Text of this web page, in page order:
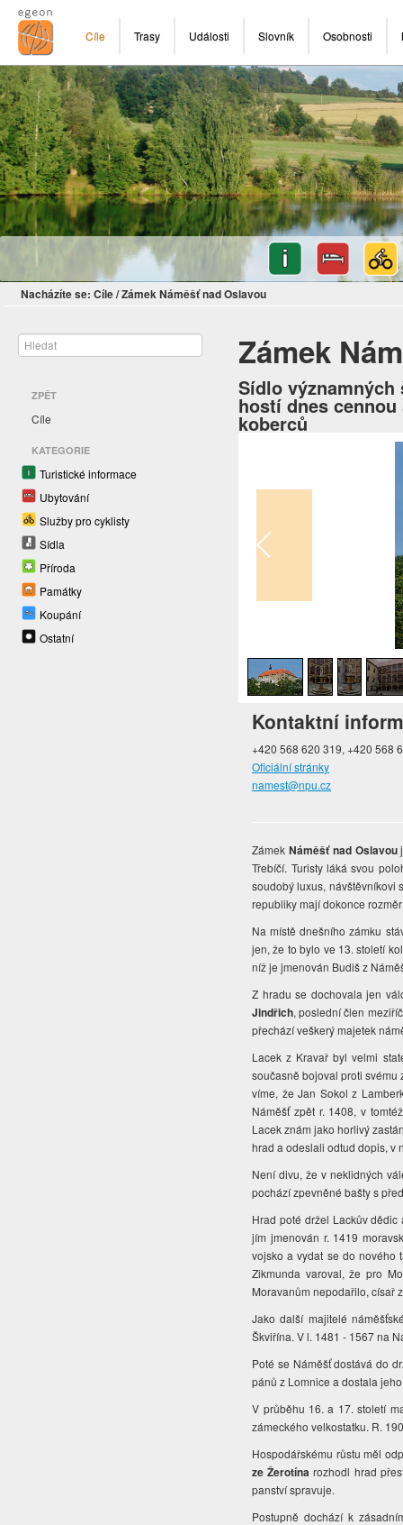
Cíle Trasy Události Slovník Osobnosti
Nacházíte se: Cíle/Zámek Náměšť nad Oslavou
ZPĚT
Cíle
KATEGORIE
Turistické informace
Ubytování
Služby pro cyklisty
Sídla
Příroda
Památky
Koupání
Ostatní
Zámek
Sídlo významných
hostí dnes
koberců
Kontaktní
+420 568 620 319, +420 568
Oficiální stránky
namest@npu.cz
Zámek Náměšť nad Oslavou
Třebíčí. Turisty láká svou
soudobý luxus, návštěvníkovi
republiky mají dokonce
Na místě dnešního zámku
jen, že to bylo ve 13. století
níž je jmenován Budiš z
Z hradu se dochovala jen
Jindřich, poslední člen
přechází veškerý majetek
Lacek z Kravař byl velmi
současně bojoval proti svému
víme, že Jan Sokol z
Náměšť zpět r. 1408, v
Lacek znám jako horlivý
hrad a odeslali odtud dopis, v
Není divu, že v neklidných
pochází zpevněné bašty s
Hrad poté držel Lackův
jím jmenován r. 1419
vojsko a vydat se do nového
Zikmunda varoval, že pro
Moravanům nepodařilo, císař
Jako další majitelé
Škviřína. V l. 1481 - 1567 na
Poté se Náměšť dostává do
pánů z Lomnice a dostala
V průběhu 16. a 17. století
zámeckého velkostatku. R.
Hospodářskému růstu měl
ze Žerotína rozhodl hrad
panství spravuje.
Postupně dochází k